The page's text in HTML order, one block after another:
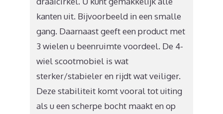
kanten uit. Bijvoorbeeld in een smalle
gang. Daarnaast geeft een product met
3 wielen u beenruimte voordeel. De 4-
wiel scootmobiel is wat
sterker/stabieler en rijdt wat veiliger.
Deze stabiliteit komt vooral tot uiting
als u een scherpe bocht maakt en op